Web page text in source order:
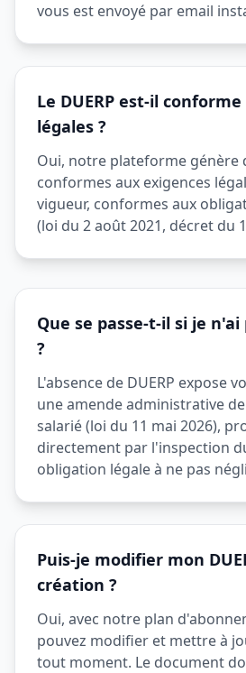
vous est envoyé par email
Le DUERP est-il
légales ?
Oui, notre plateforme génère
conformes aux exigences
vigueur, conformes aux
(loi du 2 août 2021, décret du
Que se passe-t-il si je n'ai
?
L'absence de DUERP expose
une amende administrative
salarié (loi du 11 mai 2026),
directement par l'inspection
obligation légale à ne pas
Puis-je modifier mon
création ?
Oui, avec notre plan
pouvez modifier et mettre à
tout moment. Le document